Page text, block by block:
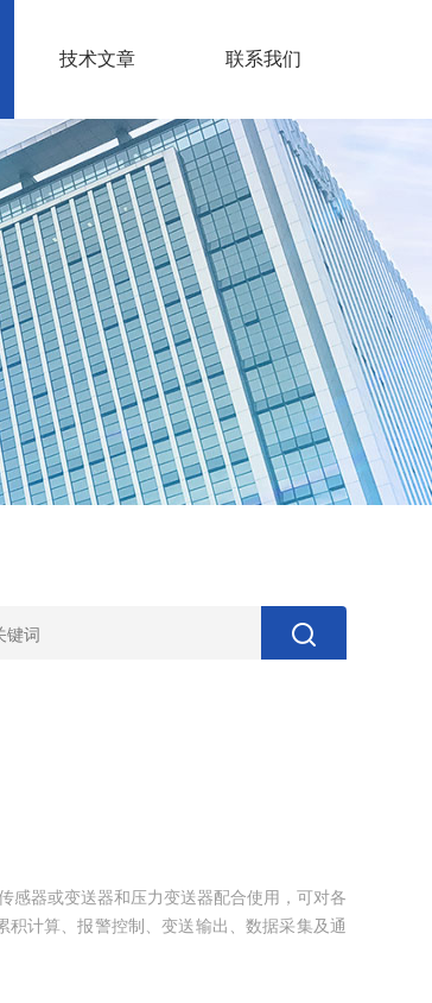
技术文章 联系我们
感器或变送器和压力变送器配合使用，可对各
计算、报警控制、变送输出、数据采集及通